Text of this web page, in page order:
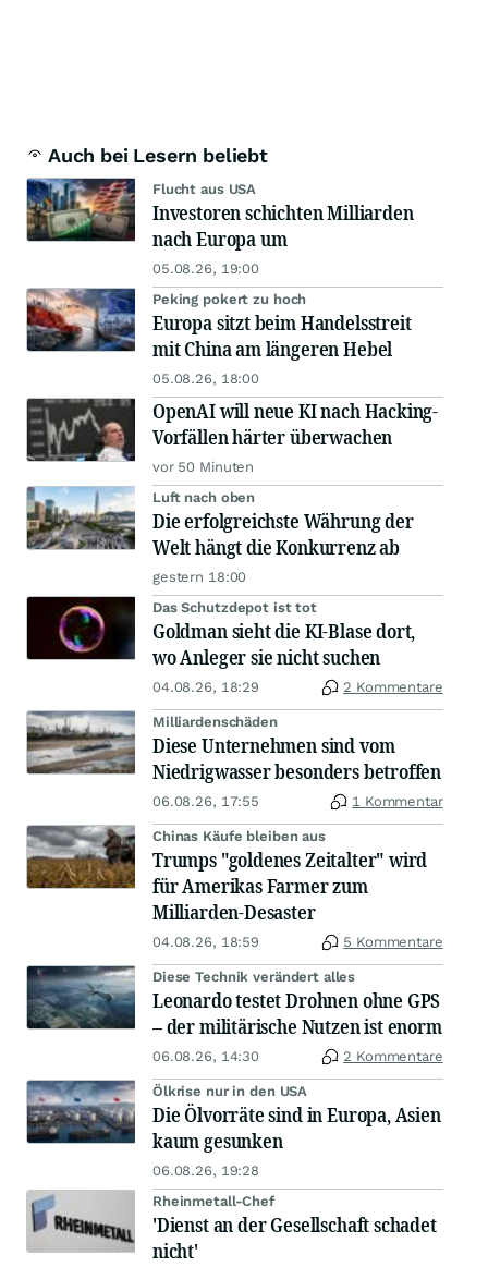
Auch bei Lesern beliebt
Flucht aus USA
Investoren schichten Milliarden
nach Europa um
05.08.26, 19:00
Peking pokert zu hoch
Europa sitzt beim Handelsstreit
mit China am längeren Hebel
05.08.26, 18:00
OpenAI will neue KI nach Hacking-
Vorfällen härter überwachen
vor 50 Minuten
Luft nach oben
Die erfolgreichste Währung der
Welt hängt die Konkurrenz ab
gestern 18:00
Das Schutzdepot ist tot
Goldman sieht die KI-Blase dort,
wo Anleger sie nicht suchen
04.08.26, 18:29 2 Kommentare
Milliardenschäden
Diese Unternehmen sind vom
Niedrigwasser besonders betroffen
06.08.26, 17:55 1 Kommentar
Chinas Käufe bleiben aus
Trumps "goldenes Zeitalter" wird
für Amerikas Farmer zum
Milliarden-Desaster
04.08.26, 18:59 5 Kommentare
Diese Technik verändert alles
Leonardo testet Drohnen ohne GPS
– der militärische Nutzen ist enorm
06.08.26, 14:30 2 Kommentare
Ölkrise nur in den USA
Die Ölvorräte sind in Europa, Asien
kaum gesunken
06.08.26, 19:28
Rheinmetall-Chef
'Dienst an der Gesellschaft schadet
nicht'